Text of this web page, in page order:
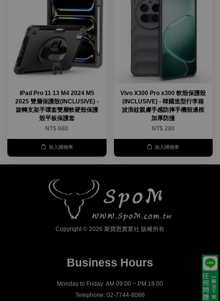
IPad Pro 11 13 M4 2024 M5
2025 雙層保護殼(INCLUSIVE) -
旋轉支架手環套雙層軟硬殼保護
殼平板保護套
NT$ 680
加入購物車
Vivo X300 Pro x300 軟殼保護殼
(INCLUSIVE) - 韓國造型行李箱
波浪紋親膚手感防摔手機殼邊框
加厚防撞
NT$ 280
加入購物車
Copyright © 2026 斯寶恩實業社 版權所有
Business Hours
Monday to Friday: AM 09:00 ~ PM 18:00
Telephone: 02-7744-8086